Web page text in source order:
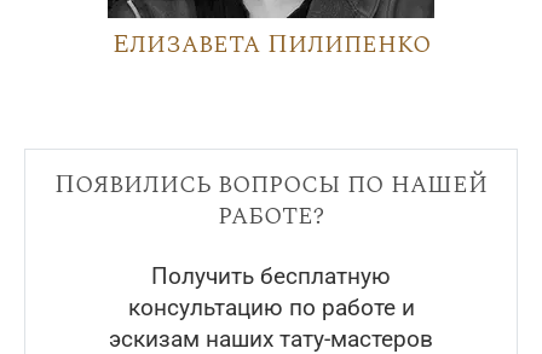
Елизавета Пилипенко
Появились вопросы по нашей
работе?
Получить бесплатную
консультацию по работе и
эскизам наших тату-мастеров